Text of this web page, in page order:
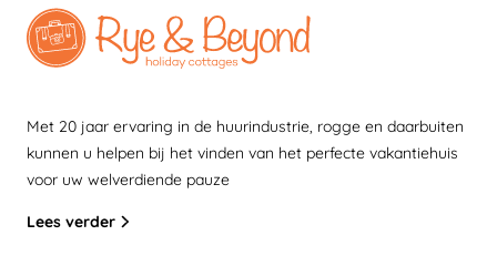
Met 20 jaar ervaring in de huurindustrie, rogge en daarbuiten
kunnen u helpen bij het vinden van het perfecte vakantiehuis
voor uw welverdiende pauze
Lees verder